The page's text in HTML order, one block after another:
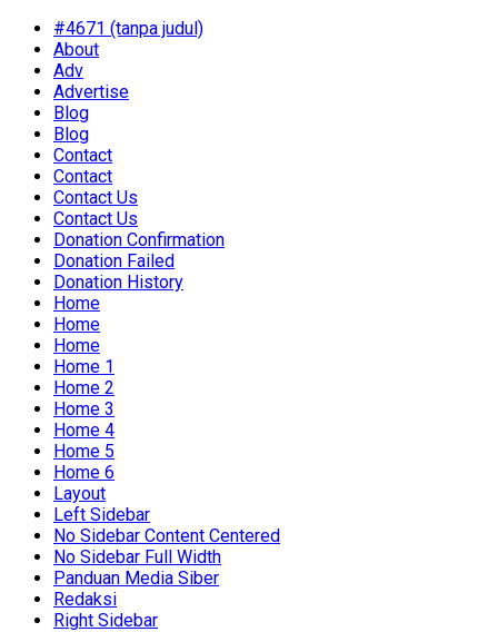
#4671 (tanpa judul)
About
Adv
Advertise
Blog
Blog
Contact
Contact
Contact Us
Contact Us
Donation Confirmation
Donation Failed
Donation History
Home
Home
Home
Home 1
Home 2
Home 3
Home 4
Home 5
Home 6
Layout
Left Sidebar
No Sidebar Content Centered
No Sidebar Full Width
Panduan Media Siber
Redaksi
Right Sidebar